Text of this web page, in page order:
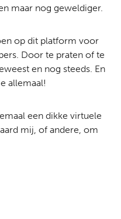
maar nog geweldiger.
op dit platform voor
Door te praten of te
en nog steeds. En
allemaal!
een dikke virtuele
mij, of andere, om